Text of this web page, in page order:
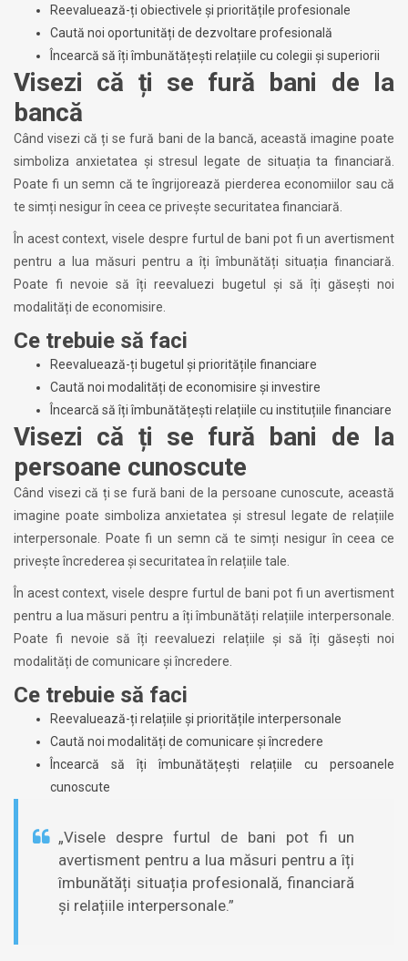
Reevaluează-ți obiectivele și prioritățile profesionale
Caută noi oportunități de dezvoltare profesională
Încearcă să îți îmbunătățești relațiile cu colegii și superiorii
Visezi că ți se fură bani de la
bancă
Când visezi că ți se fură bani de la bancă, această imagine poate
simboliza anxietatea și stresul legate de situația ta financiară.
Poate fi un semn că te îngrijorează pierderea economiilor sau că
te simți nesigur în ceea ce privește securitatea financiară.
În acest context, visele despre furtul de bani pot fi un avertisment
pentru a lua măsuri pentru a îți îmbunătăți situația financiară.
Poate fi nevoie să îți reevaluezi bugetul și să îți găsești noi
modalități de economisire.
Ce trebuie să faci
Reevaluează-ți bugetul și prioritățile financiare
Caută noi modalități de economisire și investire
Încearcă să îți îmbunătățești relațiile cu instituțiile financiare
Visezi că ți se fură bani de la
persoane cunoscute
Când visezi că ți se fură bani de la persoane cunoscute, această
imagine poate simboliza anxietatea și stresul legate de relațiile
interpersonale. Poate fi un semn că te simți nesigur în ceea ce
privește încrederea și securitatea în relațiile tale.
În acest context, visele despre furtul de bani pot fi un avertisment
pentru a lua măsuri pentru a îți îmbunătăți relațiile interpersonale.
Poate fi nevoie să îți reevaluezi relațiile și să îți găsești noi
modalități de comunicare și încredere.
Ce trebuie să faci
Reevaluează-ți relațiile și prioritățile interpersonale
Caută noi modalități de comunicare și încredere
Încearcă să îți îmbunătățești relațiile cu persoanele
cunoscute
„Visele despre furtul de bani pot fi un
avertisment pentru a lua măsuri pentru a îți
îmbunătăți situația profesională, financiară
și relațiile interpersonale.”